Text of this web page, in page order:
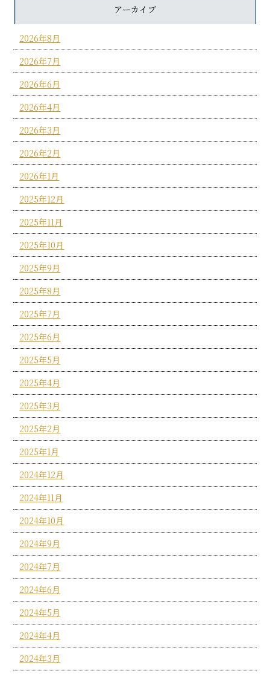
アーカイブ
2026年8月
2026年7月
2026年6月
2026年4月
2026年3月
2026年2月
2026年1月
2025年12月
2025年11月
2025年10月
2025年9月
2025年8月
2025年7月
2025年6月
2025年5月
2025年4月
2025年3月
2025年2月
2025年1月
2024年12月
2024年11月
2024年10月
2024年9月
2024年7月
2024年6月
2024年5月
2024年4月
2024年3月